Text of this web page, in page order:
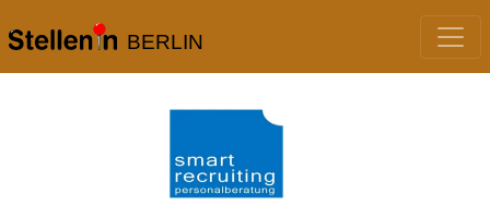
BERLIN